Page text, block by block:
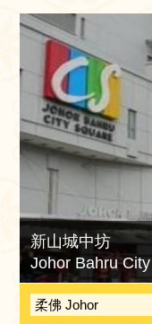
新山城中坊
Johor Bahru
柔佛 Johor